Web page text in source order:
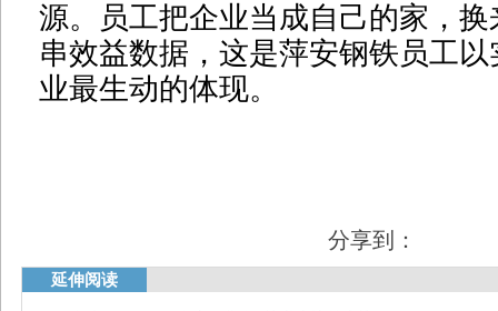
源。员工把企业当成自己的家，
串效益数据，这是萍安钢铁员工
业最生动的体现。
分享到：
延伸阅读